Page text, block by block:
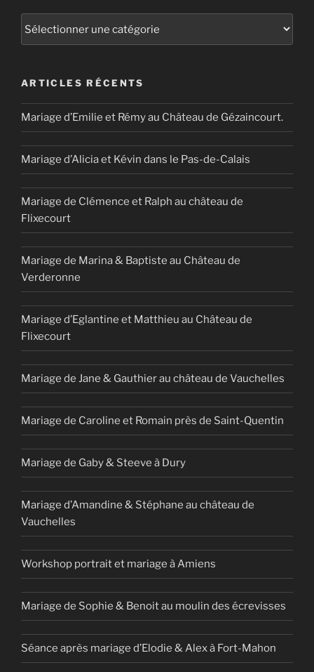
ARTICLES RÉCENTS
Mariage d’Emilie et Rémy au Château de Gézaincourt.
Mariage d’Alicia et Kévin dans le Pas-de-Calais
Mariage de Clémence et Ralph au château de
Flixecourt
Mariage de Marina & Baptiste au Château de
Verderonne
Mariage d’Eglantine et Matthieu au Château de
Flixecourt
Mariage de Jane & Gauthier au château de Vauchelles
Mariage de Caroline et Romain près de Saint-Quentin
Mariage de Gaby & Steeve à Dury
Mariage d’Amandine & Stéphane au château de
Vauchelles
Workshop portrait et mariage à Amiens
Mariage de Sophie & Benoit au moulin des écrevisses
Séance après mariage d’Elodie & Alex à Fort-Mahon